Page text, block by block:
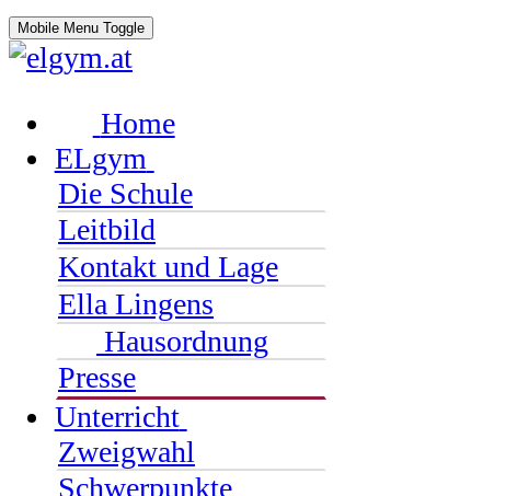
Mobile Menu Toggle
Home
ELgym
Die Schule
Leitbild
Kontakt und Lage
Ella Lingens
Hausordnung
Presse
Unterricht
Zweigwahl
Schwerpunkte